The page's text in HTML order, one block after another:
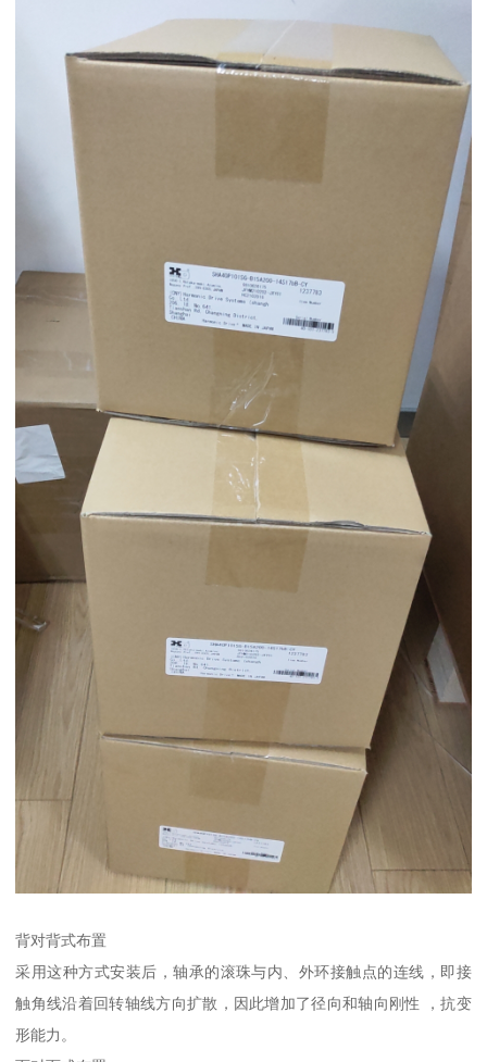
背对背式布置
采用这种方式安装后，轴承的滚珠与内、外环接触点的连线，即接
触角线沿着回转轴线方向扩散，因此增加了径向和轴向刚性 ，抗变
形能力。